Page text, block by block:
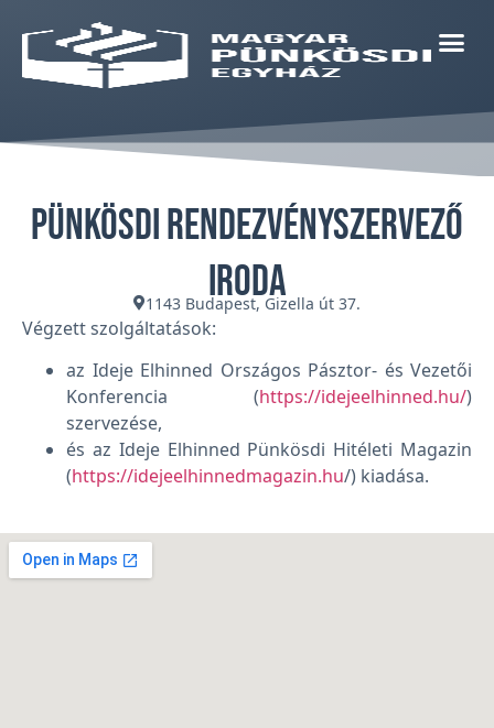
Pünkösdi Rendezvényszervező
Iroda
1143 Budapest, Gizella út 37.
Végzett szolgáltatások:
az Ideje Elhinned Országos Pásztor- és Vezetői
Konferencia (https://idejeelhinned.hu/)
szervezése,
és az Ideje Elhinned Pünkösdi Hitéleti Magazin
(https://idejeelhinnedmagazin.hu/) kiadása.